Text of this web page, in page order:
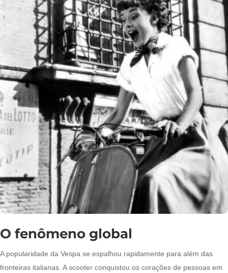
O fenômeno global
A popularidade da Vespa se espalhou rapidamente para além das
fronteiras italianas. A scooter conquistou os corações de pessoas em